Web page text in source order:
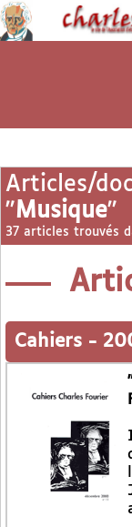
Articles/
"Musique"
37 articles trouvés
Cahiers -